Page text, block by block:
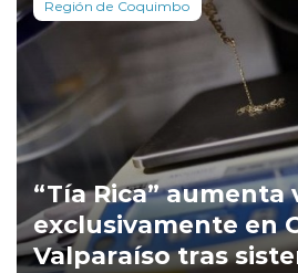
Región de Coquimbo
“Tía Rica”
exclusivamente en
Valparaíso tras